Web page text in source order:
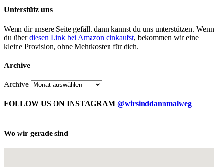
Unterstütz uns
Wenn dir unsere Seite gefällt dann kannst du uns unterstützen. Wenn
du überdiesen Link bei Amazon einkaufst, bekommen wir eine
kleine Provision, ohne Mehrkosten für dich.
Archive
Archive
FOLLOW US ON INSTAGRAM @wirsinddannmalweg
Wo wir gerade sind